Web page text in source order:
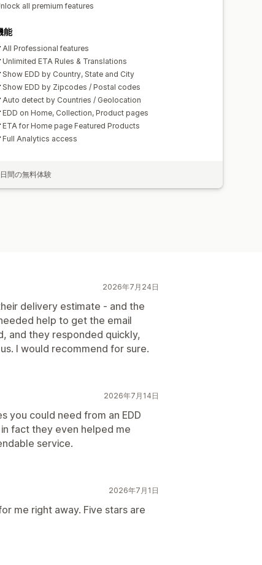
all premium features
能
All Professional features
Unlimited ETA Rules & Translations
Show EDD by Country, State and City
Show EDD by Zipcodes / Postal codes
Auto detect by Countries / Geolocation
EDD on Home, Collection, Product pages
ETA for Home page Featured Products
Full Analytics access
間の無料体験
2026年7月24日
delivery estimate - and the
help to get the email
and they responded quickly,
I would recommend for sure.
2026年7月14日
you could need from an EDD
fact they even helped me
service.
2026年7月1日
me right away. Five stars are